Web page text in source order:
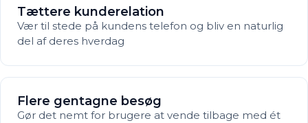
Tættere kunderelation
Vær til stede på kundens telefon og bliv en naturlig
del af deres hverdag
Flere gentagne besøg
Gør det nemt for brugere at vende tilbage med ét